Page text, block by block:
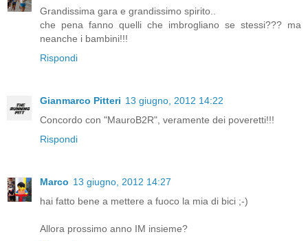
Grandissima gara e grandissimo spirito..
che pena fanno quelli che imbrogliano se stessi??? ma
neanche i bambini!!!
Rispondi
Gianmarco Pitteri 13 giugno, 2012 14:22
Concordo con "MauroB2R", veramente dei poveretti!!!
Rispondi
Marco 13 giugno, 2012 14:27
hai fatto bene a mettere a fuoco la mia di bici ;-)
Allora prossimo anno IM insieme?